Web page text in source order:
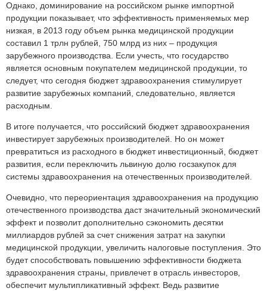
Однако, доминирование на российском рынке импортной
продукции показывает, что эффективность применяемых мер
низкая, в 2013 году объем рынка медицинской продукции
составил 1 трлн рублей, 750 млрд из них – продукция
зарубежного производства. Если учесть, что государство
является основным покупателем медицинской продукции, то
следует, что сегодня бюджет здравоохранения стимулирует
развитие зарубежных компаний, следовательно, является
расходным.
В итоге получается, что российский бюджет здравоохранения
инвестирует зарубежных производителей. Но он может
превратиться из расходного в бюджет инвестиционный, бюджет
развития, если переключить львиную долю госзакупок для
системы здравоохранения на отечественных производителей.
Очевидно, что переориентация здравоохранения на продукцию
отечественного производства даст значительный экономический
эффект и позволит дополнительно сэкономить десятки
миллиардов рублей за счет снижения затрат на закупки
медицинской продукции, увеличить налоговые поступления. Это
будет способствовать повышению эффективности бюджета
здравоохранения страны, привлечет в отрасль инвесторов,
обеспечит мультипликативный эффект. Ведь развитие